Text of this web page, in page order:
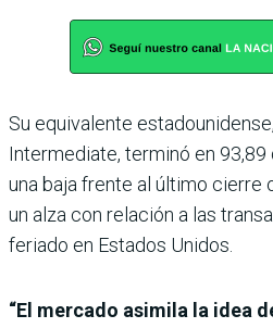
Su equivalente
Intermediate, terminó en 93,89
una baja frente al último cierre
un alza con relación a las
feriado en Estados Unidos.
“El mercado asimila la idea